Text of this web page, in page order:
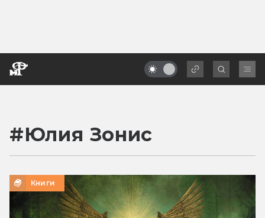
#Юлия Зонис
Книги